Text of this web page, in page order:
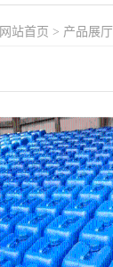
网站首页 > 产品展厅